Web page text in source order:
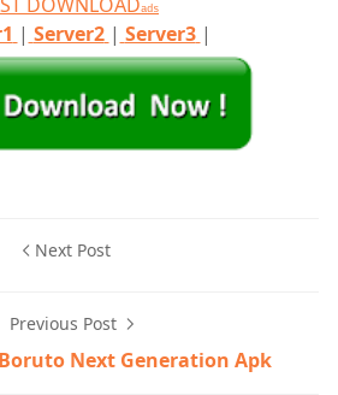
ads
| Server2 | Server3 |
Next Post
Previous Post
Next Generation Apk